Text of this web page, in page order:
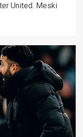
United. Meski